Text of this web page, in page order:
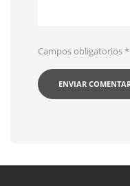
Campos obligatorios*